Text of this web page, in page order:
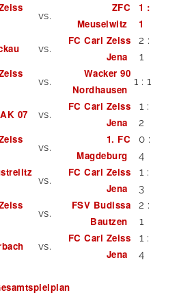
vs.
ZFC
Meuselwitz
1 :
1
vs.
FC Carl Zeiss
Jena
2 :
1
vs.
Wacker 90
Nordhausen
1 : 1
07 vs.
FC Carl Zeiss
Jena
1 :
2
vs.
1. FC
Magdeburg
0 :
4
vs.
FC Carl Zeiss
Jena
1 :
3
vs.
FSV Budissa
Bautzen
2 :
1
vs.
FC Carl Zeiss
Jena
1 :
4